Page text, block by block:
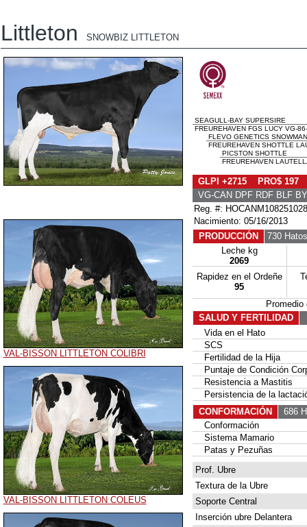
Littleton SNOWBIZ LITTLETON
VAL-BISSON LITTLETON COLIBRI
VAL-BISSON LITTLETON COLEUS
SEAGULL-BAY SUPERSIRE
FREUREHAVEN FGS LUCY VG-
FLEVO GENETICS SNOWMAN
FREUREHAVEN SHOTTLE
PICSTON SHOTTLE
FREUREHAVEN
GLPI +2715 PRO$ 197
VG-CAN DPF RDF BLF
Reg. #: HOCANM108251028
Nacimiento: 05/16/2013
PRODUCCIÓN
730 Hatos
Leche kg
2069
Rapidez en el Ordeñe
95
SALUD Y FERTILIDAD
Vida en el Hato
SCS
Fertilidad de la Hija
Puntaje de Condición
Resistencia a Mastitis
Persistencia de la
CONFORMACIÓN
686
Conformación
Sistema Mamario
Patas y Pezuñas
Prof. Ubre
Textura de la Ubre
Soporte Central
Inserción ubre Delantera